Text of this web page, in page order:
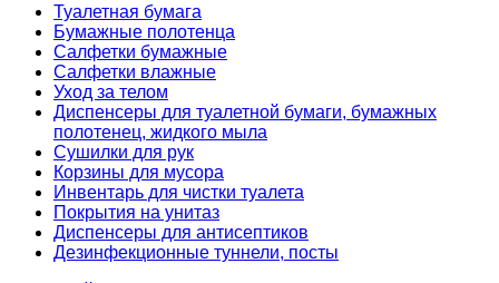
Туалетная бумага
Бумажные полотенца
Салфетки бумажные
Салфетки влажные
Уход за телом
Диспенсеры для туалетной бумаги, бумажных
полотенец, жидкого мыла
Сушилки для рук
Корзины для мусора
Инвентарь для чистки туалета
Покрытия на унитаз
Диспенсеры для антисептиков
Дезинфекционные туннели, посты